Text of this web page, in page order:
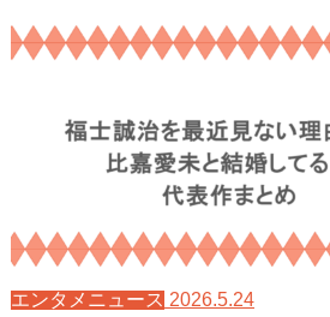
エンタメニュース 2026.5.24